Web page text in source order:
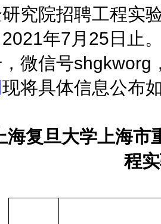
究院招聘工程实
年7月25日止
微信号shgkworg
现将具体信息公布
海复旦大学上海
程